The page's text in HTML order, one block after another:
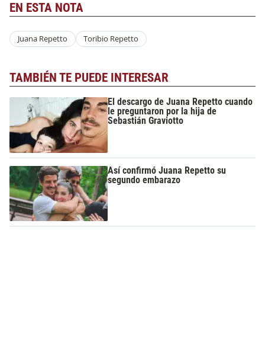
EN ESTA NOTA
Juana Repetto Toribio Repetto
TAMBIÉN TE PUEDE INTERESAR
El descargo de Juana Repetto cuando
le preguntaron por la hija de
Sebastián Graviotto
Así confirmó Juana Repetto su
segundo embarazo